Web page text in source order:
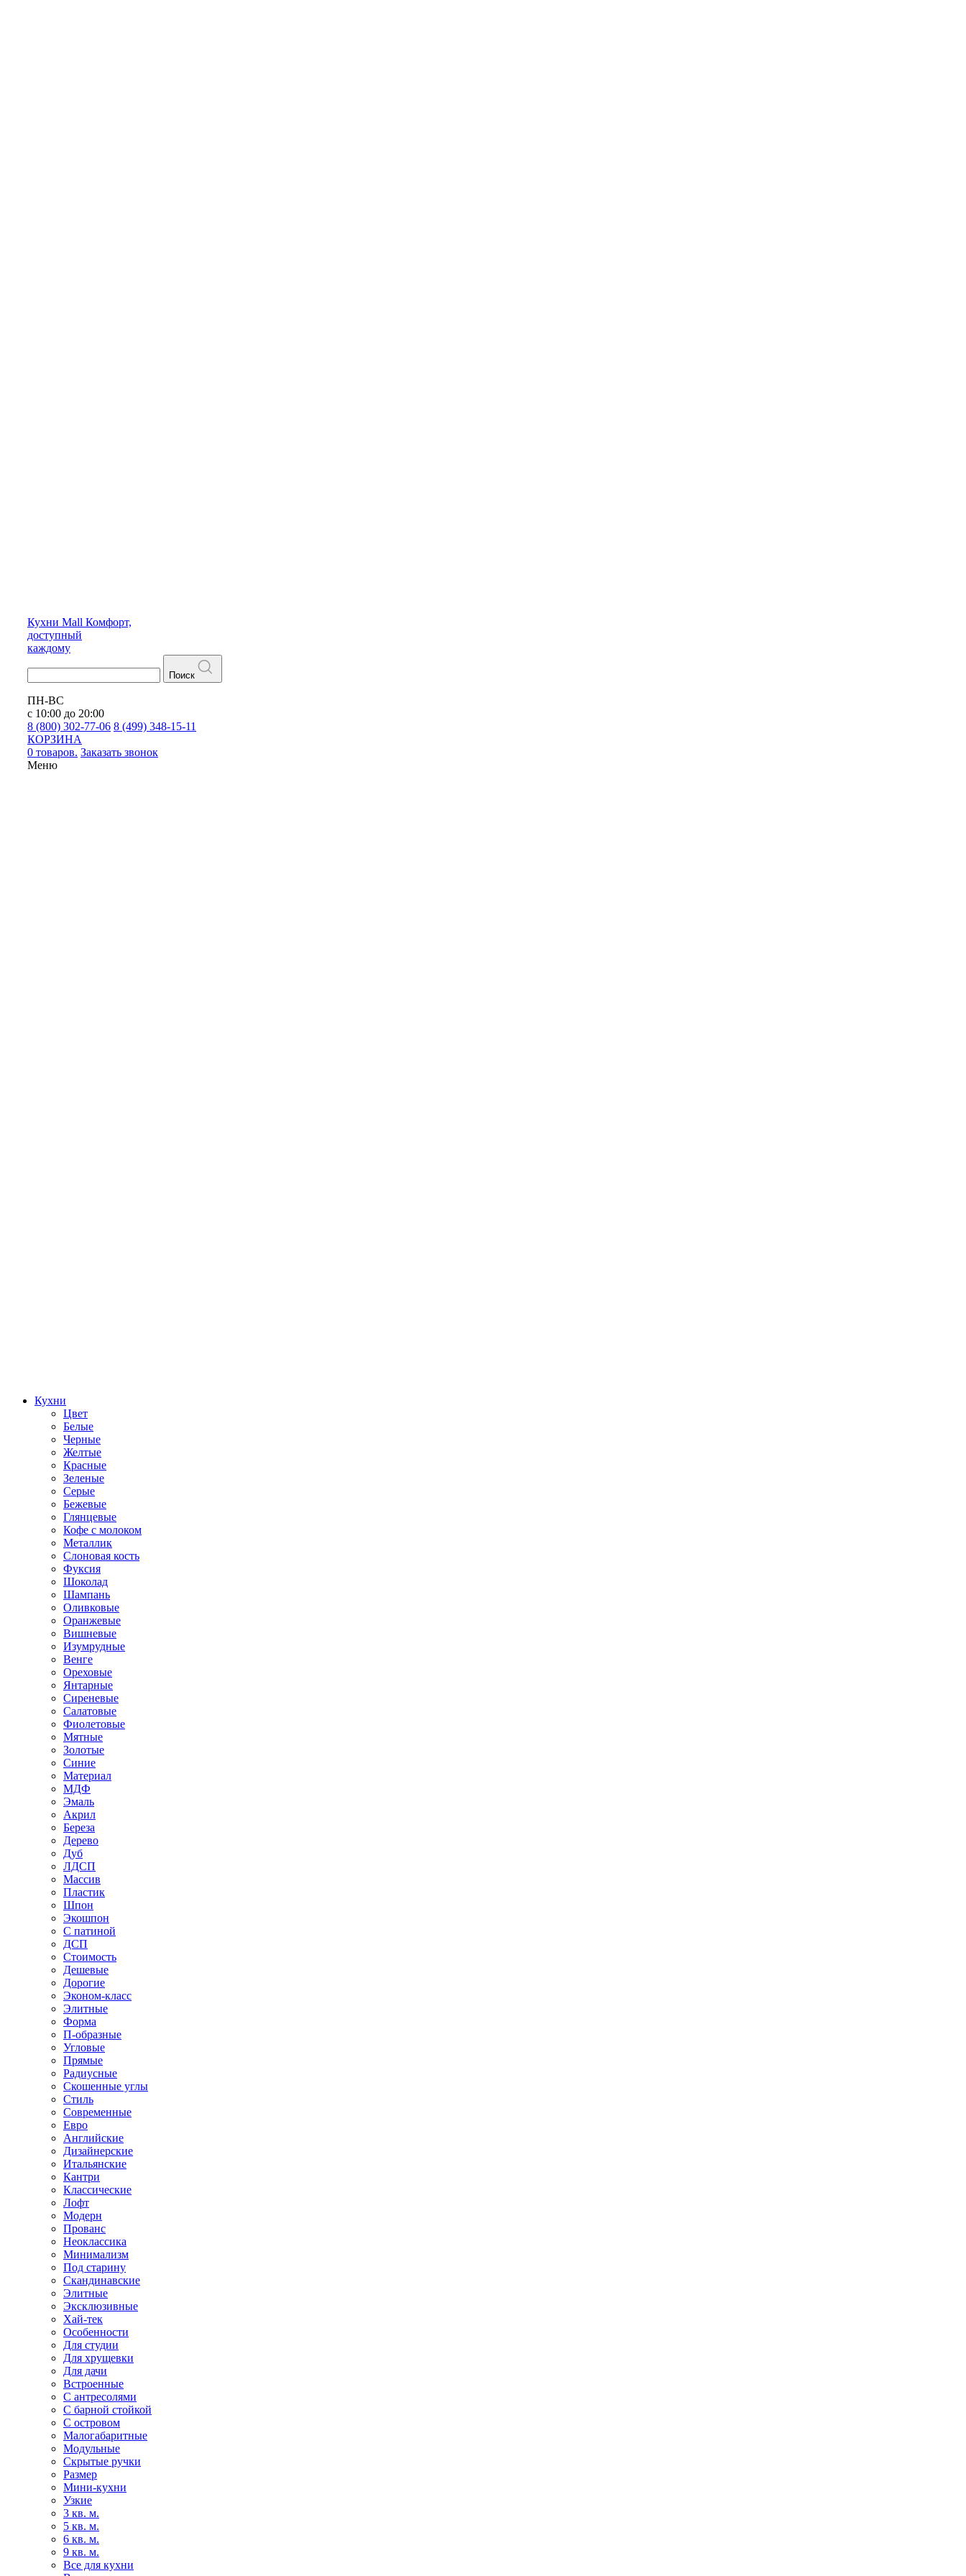
Кухни Mall Комфорт,
доступный
каждому
Поиск
ПН-ВС
с 10:00 до 20:00
8 (800) 302-77-06 8 (499) 348-15-11
КОРЗИНА
0 товаров. Заказать звонок
Меню
Кухни
Цвет
Белые
Черные
Желтые
Красные
Зеленые
Серые
Бежевые
Глянцевые
Кофе с молоком
Металлик
Слоновая кость
Фуксия
Шоколад
Шампань
Оливковые
Оранжевые
Вишневые
Изумрудные
Венге
Ореховые
Янтарные
Сиреневые
Салатовые
Фиолетовые
Мятные
Золотые
Синие
Материал
МДФ
Эмаль
Акрил
Береза
Дерево
Дуб
ЛДСП
Массив
Пластик
Шпон
Экошпон
С патиной
ДСП
Стоимость
Дешевые
Дорогие
Эконом-класс
Элитные
Форма
П-образные
Угловые
Прямые
Радиусные
Скошенные углы
Стиль
Современные
Евро
Английские
Дизайнерские
Итальянские
Кантри
Классические
Лофт
Модерн
Прованс
Неоклассика
Минимализм
Под старину
Скандинавские
Элитные
Эксклюзивные
Хай-тек
Особенности
Для студии
Для хрущевки
Для дачи
Встроенные
С антресолями
С барной стойкой
С островом
Малогабаритные
Модульные
Скрытые ручки
Размер
Мини-кухни
Узкие
3 кв. м.
5 кв. м.
6 кв. м.
9 кв. м.
Все для кухни